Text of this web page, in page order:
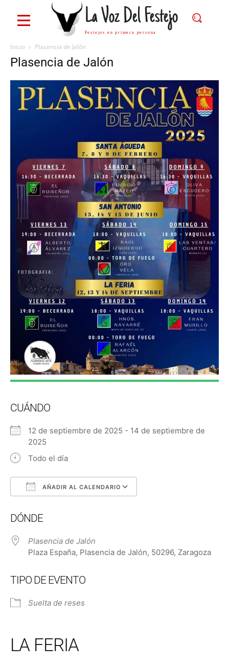
La Voz Del Festejo
Festejos en primera persona
Inicio Plasencia de Jalón
Plasencia de Jalón
CUÁNDO
12 de septiembre de 2025 - 14 de septiembre de
2025
Todo el día
AÑADIR AL CALENDARIO
DÓNDE
Plasencia de Jalón
Plaza España, Plasencia de Jalón, 50296, Zaragoza
TIPO DE EVENTO
Suelta de reses
LA FERIA